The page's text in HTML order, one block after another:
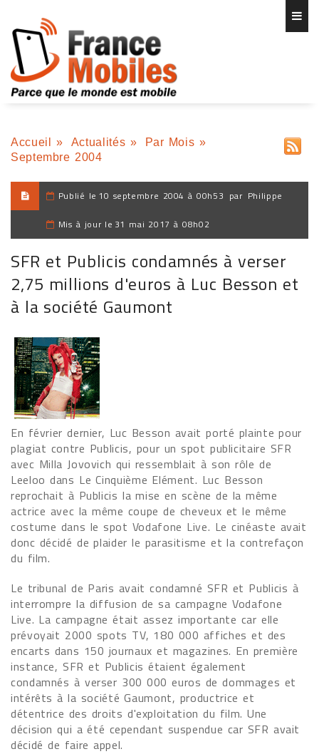
Accueil » Actualités » Par Mois »
Septembre 2004
Publié le 10 septembre 2004 à 00h53 par Philippe
Mis à jour le 31 mai 2017 à 08h02
SFR et Publicis condamnés à verser
2,75 millions d'euros à Luc Besson et
à la société Gaumont
En février dernier, Luc Besson avait porté plainte pour
plagiat contre Publicis, pour un spot publicitaire SFR
avec Milla Jovovich qui ressemblait à son rôle de
Leeloo dans Le Cinquième Elément. Luc Besson
reprochait à Publicis la mise en scène de la même
actrice avec la même coupe de cheveux et le même
costume dans le spot Vodafone Live. Le cinéaste avait
donc décidé de plaider le parasitisme et la contrefaçon
du film.
Le tribunal de Paris avait condamné SFR et Publicis à
interrompre la diffusion de sa campagne Vodafone
Live. La campagne était assez importante car elle
prévoyait 2000 spots TV, 180 000 affiches et des
encarts dans 150 journaux et magazines. En première
instance, SFR et Publicis étaient également
condamnés à verser 300 000 euros de dommages et
intérêts à la société Gaumont, productrice et
détentrice des droits d'exploitation du film. Une
décision qui a été cependant suspendue car SFR avait
décidé de faire appel.